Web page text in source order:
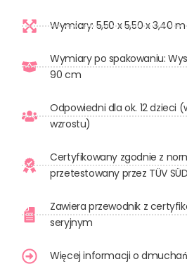
Wymiary: 5,50 x 5,50 x 3,40 m
Wymiary po spakowaniu:
90 cm
Odpowiedni dla ok. 12 dzieci
wzrostu)
Certyfikowany zgodnie z
przetestowany przez TÜV SÜD
Zawiera przewodnik z
seryjnym
Więcej informacji o